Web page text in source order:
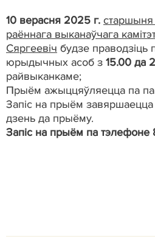
10 верасня 2025 г. старшыня
раённага выканаўчага
Сяргеевіч будзе праводзіць
юрыдычных асоб з 15.00 да
райвыканкаме;
Прыём ажыццяўляецца па
Запіс на прыём завяршаецца
дзень да прыёму.
Запіс на прыём па тэлефоне